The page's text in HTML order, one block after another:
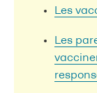
Les
Les